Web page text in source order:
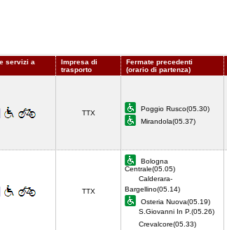
servizi a
Impresa di
trasporto
Fermate precedenti
(orario di partenza)
TTX
Poggio Rusco(05.30)
Mirandola(05.37)
TTX
Bologna
Centrale(05.05)
Calderara-
Bargellino(05.14)
Osteria Nuova(05.19)
S.Giovanni In P.(05.26)
Crevalcore(05.33)